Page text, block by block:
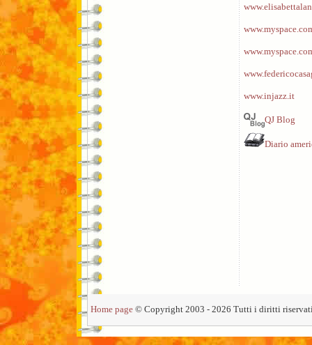
www.injazz.it
QJ Blog
Diario
Home page © Copyright 2003 - 2026 Tutti i diritti